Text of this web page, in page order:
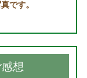
です。
想